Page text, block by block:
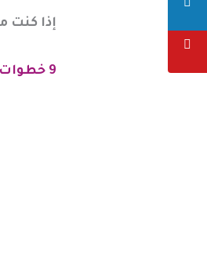
إذا كنت
9 خطوات بسيطة لتزيين أي غرفة